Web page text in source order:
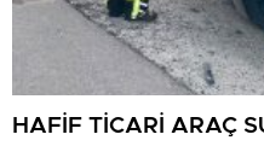
HAFİF TİCARİ ARAÇ